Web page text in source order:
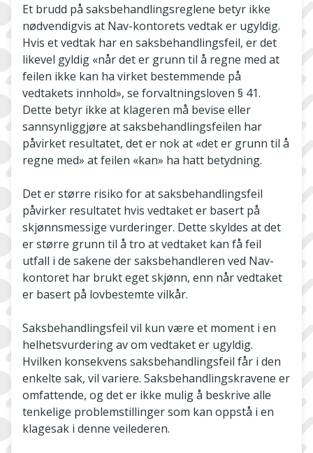
Et brudd på saksbehandlingsreglene betyr ikke
nødvendigvis at Nav-kontorets vedtak er ugyldig.
Hvis et vedtak har en saksbehandlingsfeil, er det
likevel gyldig «når det er grunn til å regne med at
feilen ikke kan ha virket bestemmende på
vedtakets innhold», se forvaltningsloven § 41.
Dette betyr ikke at klageren må bevise eller
sannsynliggjøre at saksbehandlingsfeilen har
påvirket resultatet, det er nok at «det er grunn til å
regne med» at feilen «kan» ha hatt betydning.
Det er større risiko for at saksbehandlingsfeil
påvirker resultatet hvis vedtaket er basert på
skjønnsmessige vurderinger. Dette skyldes at det
er større grunn til å tro at vedtaket kan få feil
utfall i de sakene der saksbehandleren ved Nav-
kontoret har brukt eget skjønn, enn når vedtaket
er basert på lovbestemte vilkår.
Saksbehandlingsfeil vil kun være et moment i en
helhetsvurdering av om vedtaket er ugyldig.
Hvilken konsekvens saksbehandlingsfeil får i den
enkelte sak, vil variere. Saksbehandlingskravene er
omfattende, og det er ikke mulig å beskrive alle
tenkelige problemstillinger som kan oppstå i en
klagesak i denne veilederen.